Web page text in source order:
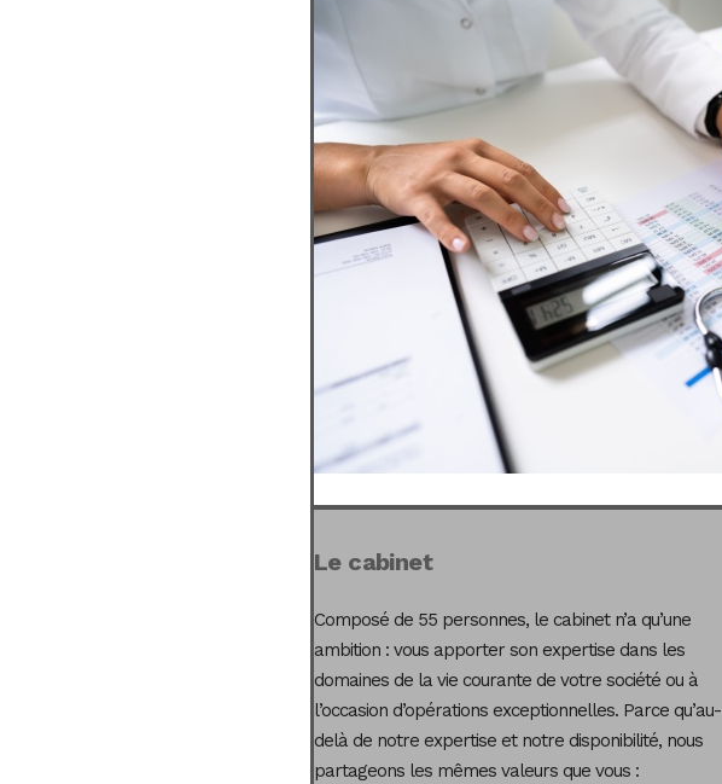
Le cabinet
Composé de 55 personnes, le cabinet n’a qu’une
ambition : vous apporter son expertise dans les
domaines de la vie courante de votre société ou à
l’occasion d’opérations exceptionnelles. Parce qu’au-
delà de notre expertise et notre disponibilité, nous
partageons les mêmes valeurs que vous :